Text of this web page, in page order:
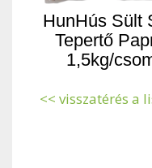
HunHús Sült
Tepertő
1,5kg/
<< visszatérés a